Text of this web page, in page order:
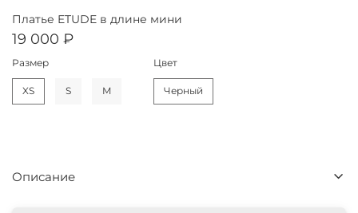
Платье ETUDE в длине мини
19 000 ₽
Размер
XS S M
Цвет
Черный
Описание